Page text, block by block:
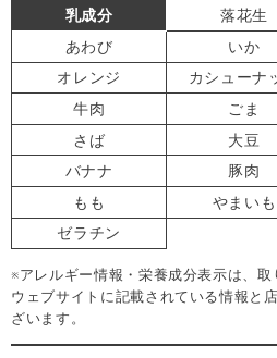
乳成分
落花生
あわび
いか
オレンジ
カシューナ
牛肉
ごま
さば
大豆
バナナ
豚肉
もも
やまいも
ゼラチン
※アレルギー情報・栄養成分表示は、取
ウェブサイトに記載されている情報と
ざいます。